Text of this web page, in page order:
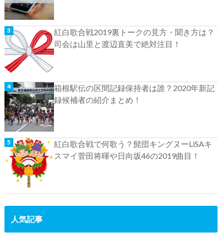
紅白歌合戦2019裏トークの見方・聞き方は？
司会は山里と渡辺直美で絶対注目！
箱根駅伝の区間記録保持者は誰？2020年新記
録候補者の紹介まとめ！
紅白歌合戦で何歌う？髭団キングヌーLiSAキ
スマイ菅田将暉や日向坂46の2019曲目！
人気記事